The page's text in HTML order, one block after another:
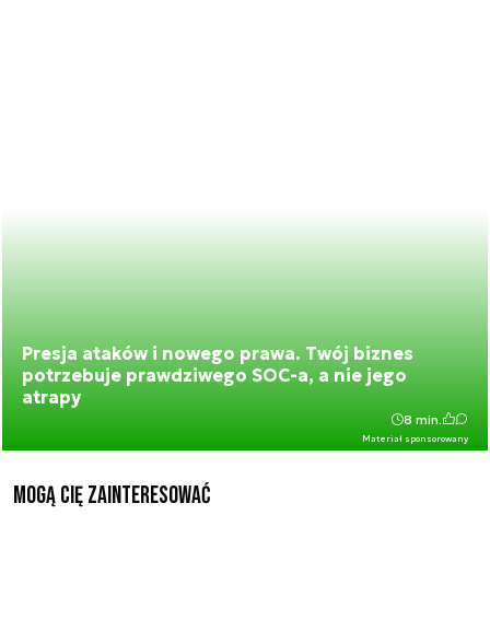
Presja ataków i nowego prawa. Twój biznes
potrzebuje prawdziwego SOC-a, a nie jego
atrapy
Materiał sponsorowany
8 min.
Mogą Cię zainteresować